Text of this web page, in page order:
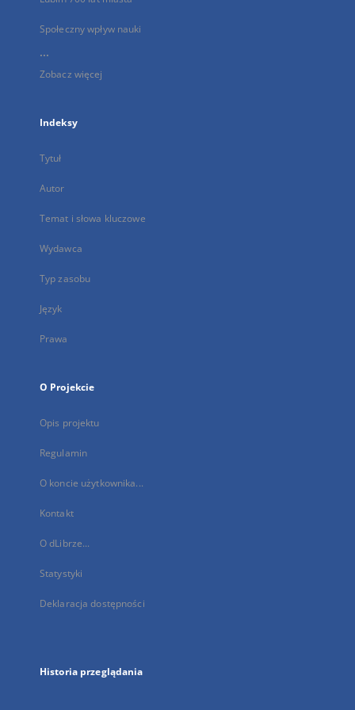
Społeczny wpływ nauki
...
Zobacz więcej
Indeksy
Tytuł
Autor
Temat i słowa kluczowe
Wydawca
Typ zasobu
Język
Prawa
O Projekcie
Opis projektu
Regulamin
O koncie użytkownika...
Kontakt
O dLibrze...
Statystyki
Deklaracja dostępności
Historia przeglądania